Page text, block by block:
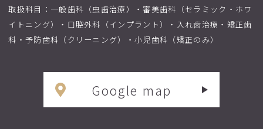
取扱科目：一般歯科（虫歯治療）・審美歯科（セラミック・ホワ
イトニング）・口腔外科（インプラント）・入れ歯治療・矯正歯
科・予防歯科（クリーニング）・小児歯科（矯正のみ）
Google map